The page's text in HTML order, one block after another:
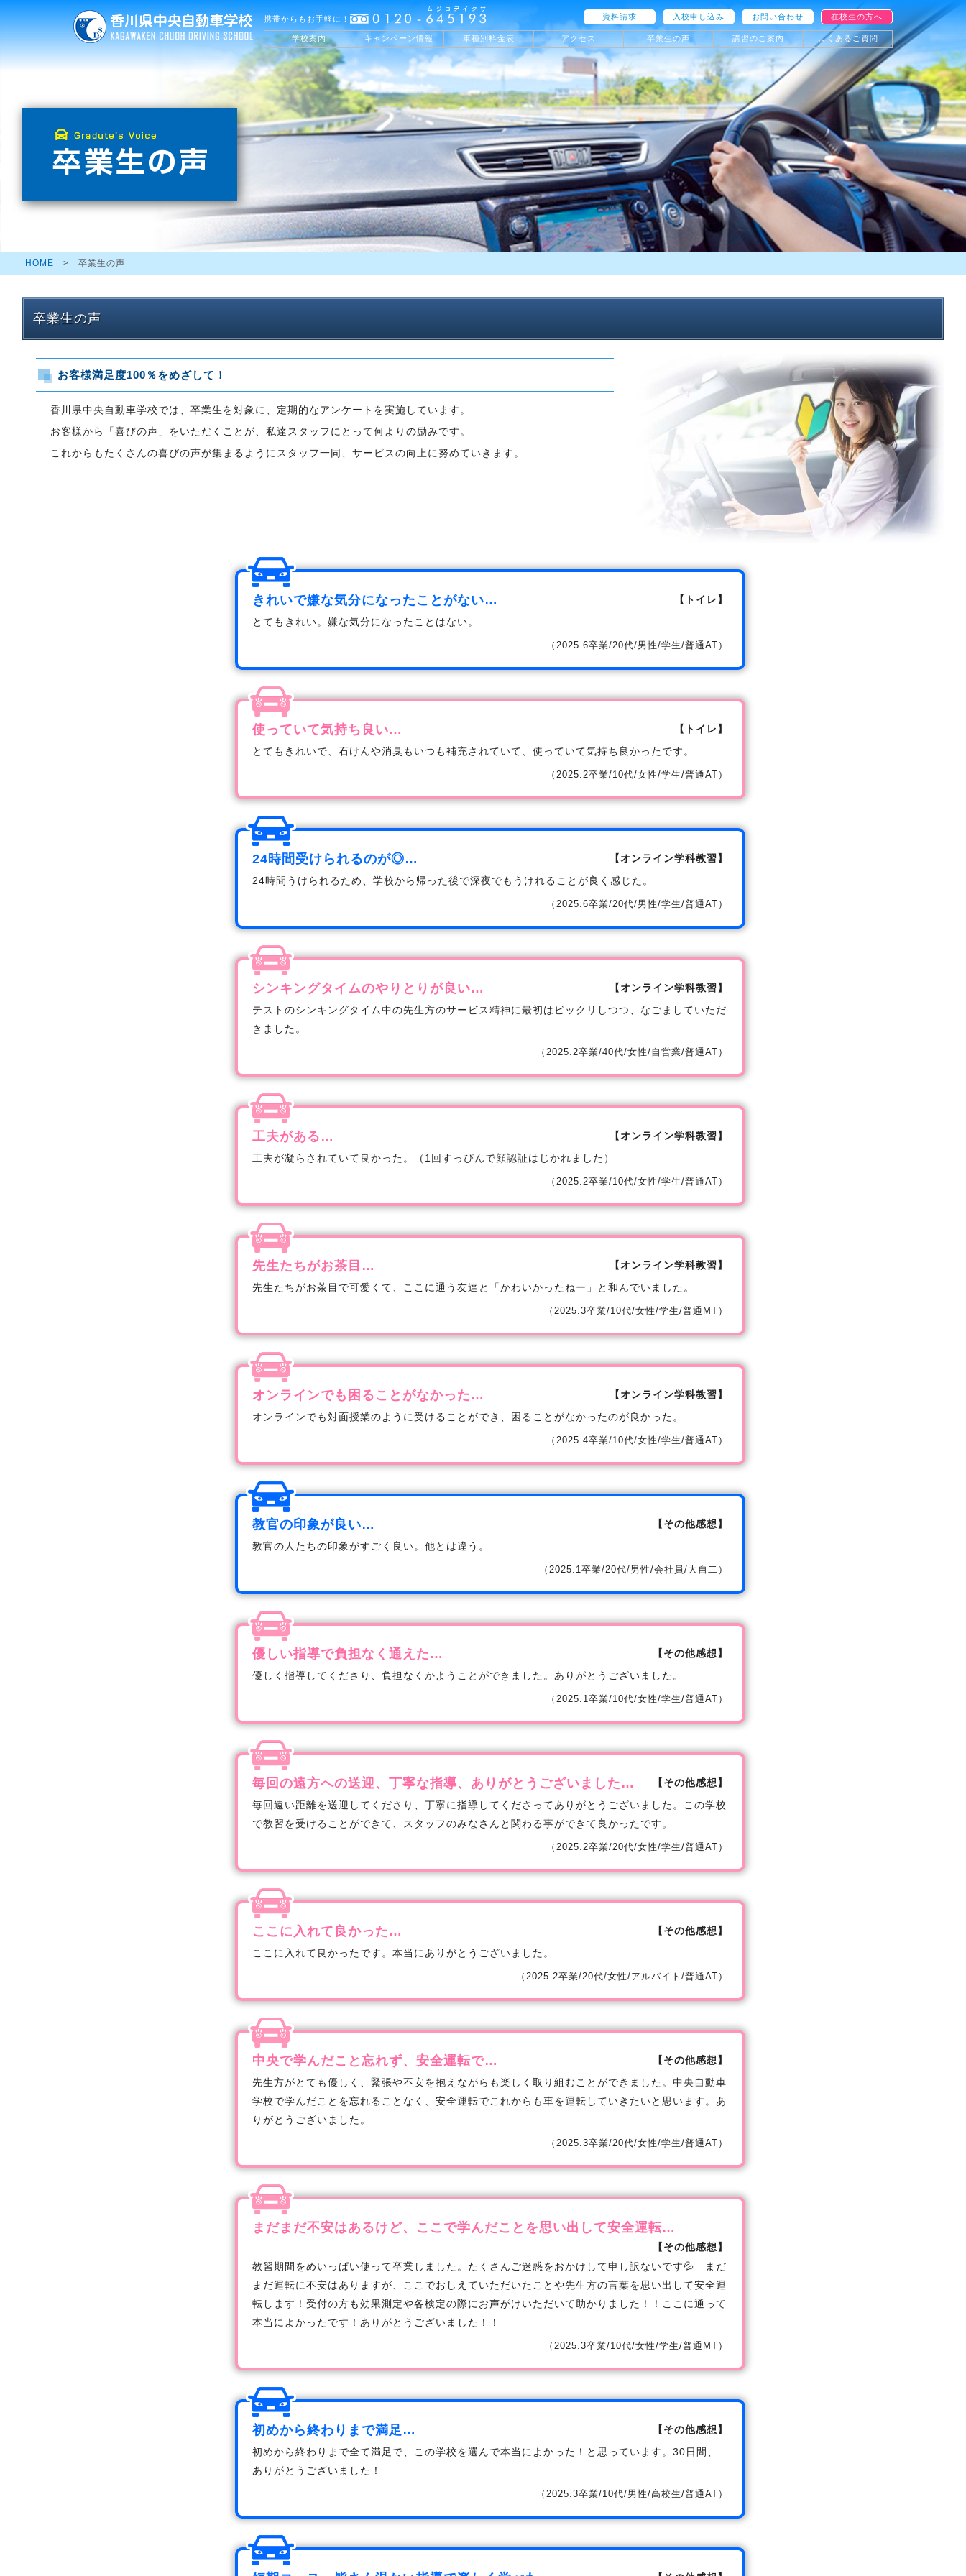
携帯からもお手軽に！ 資料請求 入校申し込み お問い合わせ 在校生の方へ
学校案内
教習の流れ 入校のご案内 アクセス
ほほえみ通信 社長の挨拶
キャンペーン情報
キャンペーン情報 ドローンスクール
車種別料金表
普通車 大型車 普通二種
大型二輪 普通二輪 大型特殊 けん引 セット割引
安心パック 応援パック 短期コース MTとATの違い
アクセス 卒業生の声 講習のご案内
初心運転者講習 ブラッシュアップ講習
よくあるご質問
HOME > 卒業生の声
卒業生の声
お客様満足度100％をめざして！
香川県中央自動車学校では、卒業生を対象に、 定期的なアンケートを実施しています。
お客様から「喜びの声」をいただくことが、 私達スタッフにとって何よりの励みです。
これからもたくさんの喜びの声が集まるように スタッフ一同、サービスの向上に努めていきます。
きれいで嫌な気分になったことがない…
【トイレ】
とてもきれい。嫌な気分になったことはない。
（2025.6卒業/20代/男性/学生/普通AT）
使っていて気持ち良い…
【トイレ】
とてもきれいで、石けんや消臭もいつも補充されていて、使っていて気持ち良かったです。
（2025.2卒業/10代/女性/学生/普通AT）
24時間受けられるのが◎…
【オンライン学科教習】
24時間うけられるため、学校から帰った後で深夜でもうけれることが良く感じた。
（2025.6卒業/20代/男性/学生/普通AT）
シンキングタイムのやりとりが良い…
【オンライン学科教習】
テストのシンキングタイム中の先生方のサービス精神に最初はビックリしつつ、なごましていただ
きました。
（2025.2卒業/40代/女性/自営業/普通AT）
工夫がある…
【オンライン学科教習】
工夫が凝らされていて良かった。（1回すっぴんで顔認証はじかれました）
（2025.2卒業/10代/女性/学生/普通AT）
先生たちがお茶目…
【オンライン学科教習】
先生たちがお茶目で可愛くて、ここに通う友達と「かわいかったねー」と和んでいました。
（2025.3卒業/10代/女性/学生/普通MT）
オンラインでも困ることがなかった…
【オンライン学科教習】
オンラインでも対面授業のように受けることができ、困ることがなかったのが良かった。
（2025.4卒業/10代/女性/学生/普通AT）
教官の印象が良い…
【その他感想】
教官の人たちの印象がすごく良い。他とは違う。
（2025.1卒業/20代/男性/会社員/大自二）
優しい指導で負担なく通えた…
【その他感想】
優しく指導してくださり、負担なくかようことができました。ありがとうございました。
（2025.1卒業/10代/女性/学生/普通AT）
毎回の遠方への送迎、丁寧な指導、ありがとうございました…
【その他感想】
毎回遠い距離を送迎してくださり、丁寧に指導してくださってありがとうございました。この学校
で教習を受けることができて、スタッフのみなさんと関わる事ができて良かったです。
（2025.2卒業/20代/女性/学生/普通AT）
ここに入れて良かった…
【その他感想】
ここに入れて良かったです。本当にありがとうございました。
（2025.2卒業/20代/女性/アルバイト/普通AT）
中央で学んだこと忘れず、安全運転で…
【その他感想】
先生方がとても優しく、緊張や不安を抱えながらも楽しく取り組むことができました。中央自動車
学校で学んだことを忘れることなく、安全運転でこれからも車を運転していきたいと思います。あ
りがとうございました。
（2025.3卒業/20代/女性/学生/普通AT）
まだまだ不安はあるけど、ここで学んだことを思い出して安全運転…
【その他感想】
教習期間をめいっぱい使って卒業しました。たくさんご迷惑をおかけして申し訳ないです💦 まだ
まだ運転に不安はありますが、ここでおしえていただいたことや先生方の言葉を思い出して安全運
転します！受付の方も効果測定や各検定の際にお声がけいただいて助かりました！！ここに通って
本当によかったです！ありがとうございました！！
（2025.3卒業/10代/女性/学生/普通MT）
初めから終わりまで満足…
【その他感想】
初めから終わりまで全て満足で、この学校を選んで本当によかった！と思っています。30日間、
ありがとうございました！
（2025.3卒業/10代/男性/高校生/普通AT）